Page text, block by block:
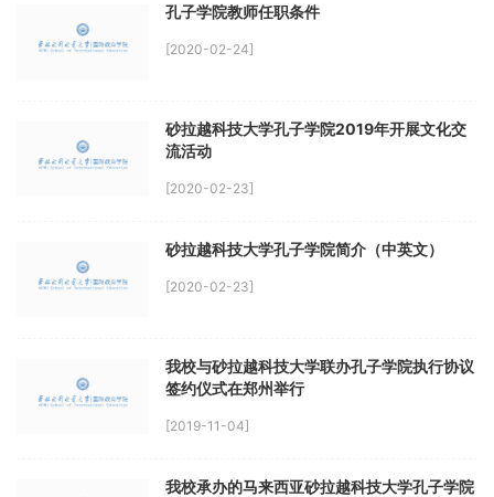
孔子学院教师任职条件
[2020-02-24]
砂拉越科技大学孔子学院2019年开展文化交
流活动
[2020-02-23]
砂拉越科技大学孔子学院简介（中英文）
[2020-02-23]
我校与砂拉越科技大学联办孔子学院执行协议
签约仪式在郑州举行
[2019-11-04]
我校承办的马来西亚砂拉越科技大学孔子学院